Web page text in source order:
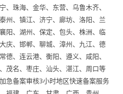
、珠海、金华、东营、乌鲁木齐、
州、镇江、济宁、廊坊、洛阳、兰
阳、湖州、保定、包头、株洲、临
庆、邯郸、聊城、漳州、九江、德
德、连云港、衡阳、遵义、咸阳、
茂名、枣庄、汕头、湛江、周口等
急备案审核3小时地区快速备案服务